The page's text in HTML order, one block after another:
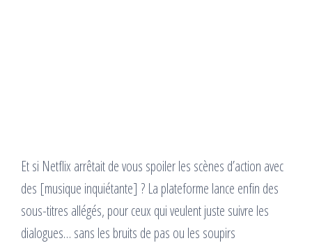
Et si Netflix arrêtait de vous spoiler les scènes d’action avec
des [musique inquiétante] ? La plateforme lance enfin des
sous-titres allégés, pour ceux qui veulent juste suivre les
dialogues… sans les bruits de pas ou les soupirs